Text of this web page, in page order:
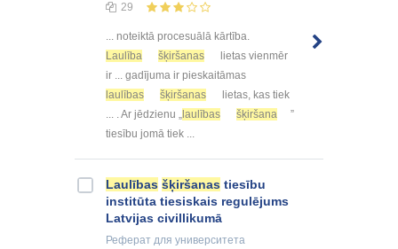
29
... noteiktā procesuālā kārtība.
Laulība
šķiršanas
lietas vienmēr
ir ... gadījuma ir pieskaitāmas
laulības
šķiršanas
lietas, kas tiek
... . Ar jēdzienu „ laulības šķiršana
”
tiesību jomā tiek ...
Laulības šķiršanas tiesību
institūta tiesiskais regulējums
Latvijas civillikumā
Реферат для университета